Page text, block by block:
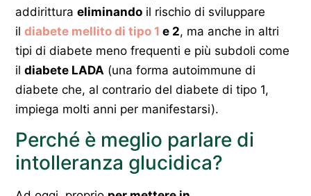
addirittura eliminando il rischio di sviluppare
il diabete mellito di tipo 1 e 2, ma anche in altri
tipi di diabete meno frequenti e più subdoli come
il diabete LADA (una forma autoimmune di
diabete che, al contrario del diabete di tipo 1,
impiega molti anni per manifestarsi).
Perché è meglio parlare di
intolleranza glucidica?